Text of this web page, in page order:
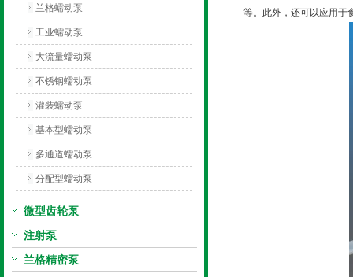
兰格蠕动泵
工业蠕动泵
大流量蠕动泵
不锈钢蠕动泵
灌装蠕动泵
基本型蠕动泵
多通道蠕动泵
分配型蠕动泵
微型齿轮泵
注射泵
兰格精密泵
等。此外，还可以应用于